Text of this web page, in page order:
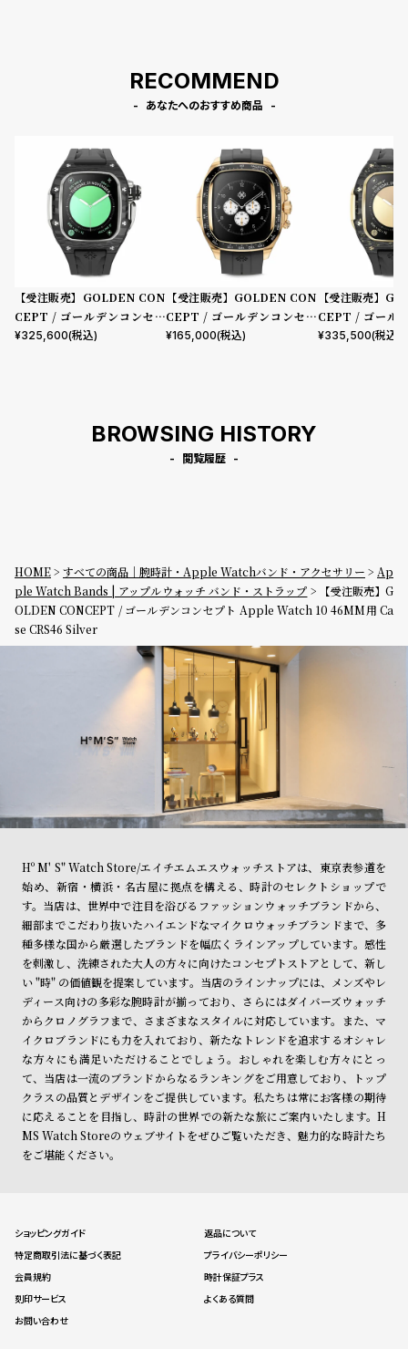
RECOMMEND
あなたへのおすすめ商品
【受注販売】GOLDEN CON
CEPT / ゴールデンコンセプ
ト Apple Watch 10 46MM用
¥325,600(税込)
【受注販売】GOLDEN CON
CEPT / ゴールデンコンセプ
ト Apple Watch 10 46MM用
¥165,000(税込)
【受注販売】
CEPT / ゴール
ト Apple Watch
¥335,500(税込)
BROWSING HISTORY
閲覧履歴
HOME すべての商品｜腕時計・Apple Watchバンド・アクセサリー
Ap
ple Watch Bands | アップルウォッチ バンド・ストラップ
【受注販売】G
OLDEN CONCEPT / ゴールデンコンセプト Apple Watch 10 46MM用 Ca
se CRS46 Silver
Hº M' S" Watch Store/エイチエムエスウォッチストアは、東京表参道を
始め、新宿・横浜・名古屋に拠点を構える、時計のセレクトショップで
す。当店は、世界中で注目を浴びるファッションウォッチブランドから、
細部までこだわり抜いたハイエンドなマイクロウォッチブランドまで、多
種多様な国から厳選したブランドを幅広くラインアップしています。感性
を刺激し、洗練された大人の方々に向けたコンセプトストアとして、新し
い "時" の価値観を提案しています。当店のラインナップには、メンズやレ
ディース向けの多彩な腕時計が揃っており、さらにはダイバーズウォッチ
からクロノグラフまで、さまざまなスタイルに対応しています。また、マ
イクロブランドにも力を入れており、新たなトレンドを追求するオシャレ
な方々にも満足いただけることでしょう。おしゃれを楽しむ方々にとっ
て、当店は一流のブランドからなるランキングをご用意しており、トップ
クラスの品質とデザインをご提供しています。私たちは常にお客様の期待
に応えることを目指し、時計の世界での新たな旅にご案内いたします。H
MS Watch Storeのウェブサイトをぜひご覧いただき、魅力的な時計たち
をご堪能ください。
ショッピングガイド
返品について
特定商取引法に基づく表記
プライバシーポリシー
会員規約
時計保証プラス
刻印サービス
よくある質問
お問い合わせ